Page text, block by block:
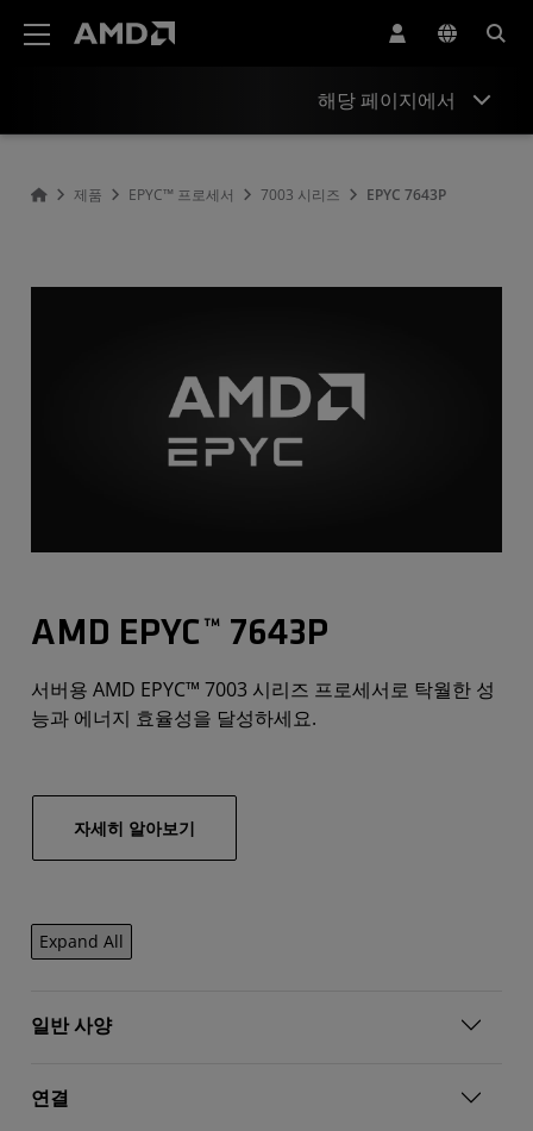
해당 페이지에서
제품 EPYC™ 프로세서 7003 시리즈 EPYC 7643P
AMD EPYC™ 7643P
서버용 AMD EPYC™ 7003 시리즈 프로세서로 탁월한 성
능과 에너지 효율성을 달성하세요.
자세히 알아보기
Expand All
일반 사양
연결